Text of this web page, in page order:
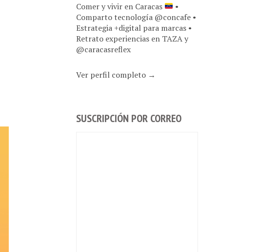
Comer y vivir en Caracas
•
Comparto tecnología @concafe •
Estrategia +digital para marcas •
Retrato experiencias en TAZA y
@caracasreflex
Ver perfil completo →
SUSCRIPCIÓN POR CORREO